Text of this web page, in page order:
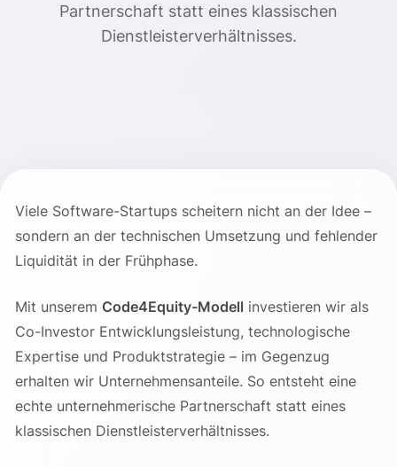
Partnerschaft statt eines klassischen
Dienstleisterverhältnisses.
Viele Software-Startups scheitern nicht an der Idee –
sondern an der technischen Umsetzung und fehlender
Liquidität in der Frühphase.
Mit unserem Code4Equity-Modell investieren wir als
Co-Investor Entwicklungsleistung, technologische
Expertise und Produktstrategie – im Gegenzug
erhalten wir Unternehmensanteile. So entsteht eine
echte unternehmerische Partnerschaft statt eines
klassischen Dienstleisterverhältnisses.